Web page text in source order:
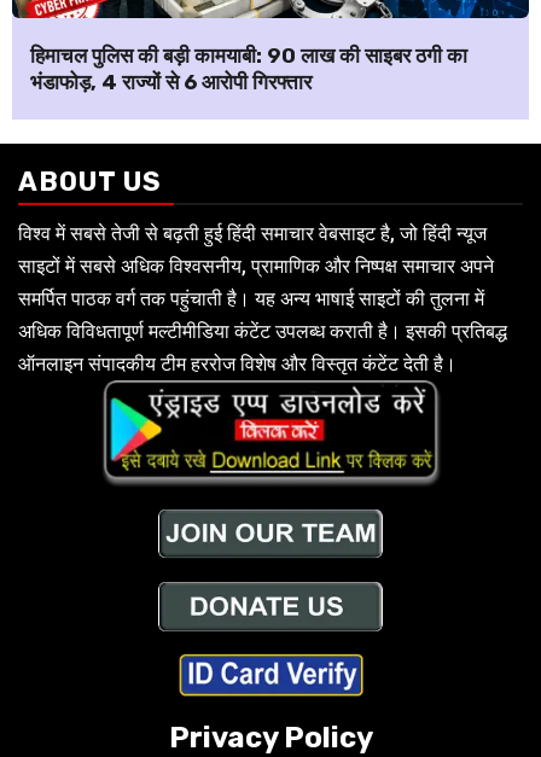
हिमाचल पुलिस की बड़ी कामयाबी: ₹90 लाख की साइबर ठगी का
भंडाफोड़, 4 राज्यों से 6 आरोपी गिरफ्तार
ABOUT US
विश्व में सबसे तेजी से बढ़ती हुई हिंदी समाचार वेबसाइट है, जो हिंदी न्यूज
साइटों में सबसे अधिक विश्वसनीय, प्रामाणिक और निष्पक्ष समाचार अपने
समर्पित पाठक वर्ग तक पहुंचाती है। यह अन्य भाषाई साइटों की तुलना में
अधिक विविधतापूर्ण मल्टीमीडिया कंटेंट उपलब्ध कराती है। इसकी प्रतिबद्ध
ऑनलाइन संपादकीय टीम हररोज विशेष और विस्तृत कंटेंट देती है।
Privacy Policy